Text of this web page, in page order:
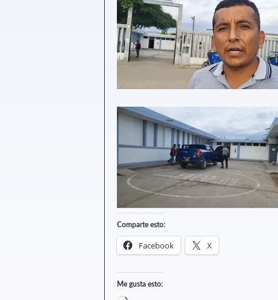
Comparte esto:
Facebook X
Me gusta esto: